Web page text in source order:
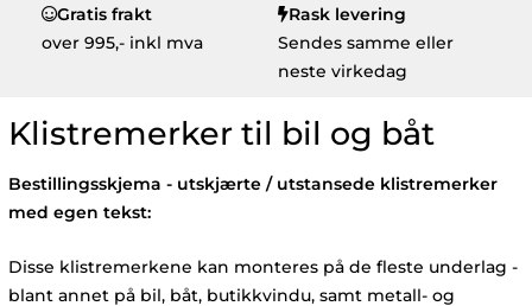
Gratis frakt
over 995,- inkl mva
Rask levering
Sendes samme eller
neste virkedag
Klistremerker til bil og båt
Bestillingsskjema - utskjærte / utstansede klistremerker
med egen tekst:
Disse klistremerkene kan monteres på de fleste underlag -
blant annet på bil, båt, butikkvindu, samt metall- og